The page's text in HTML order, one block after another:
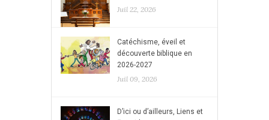
Juil 22, 2026
Catéchisme, éveil et
découverte biblique en
2026-2027
Juil 09, 2026
D’ici ou d’ailleurs, Liens et